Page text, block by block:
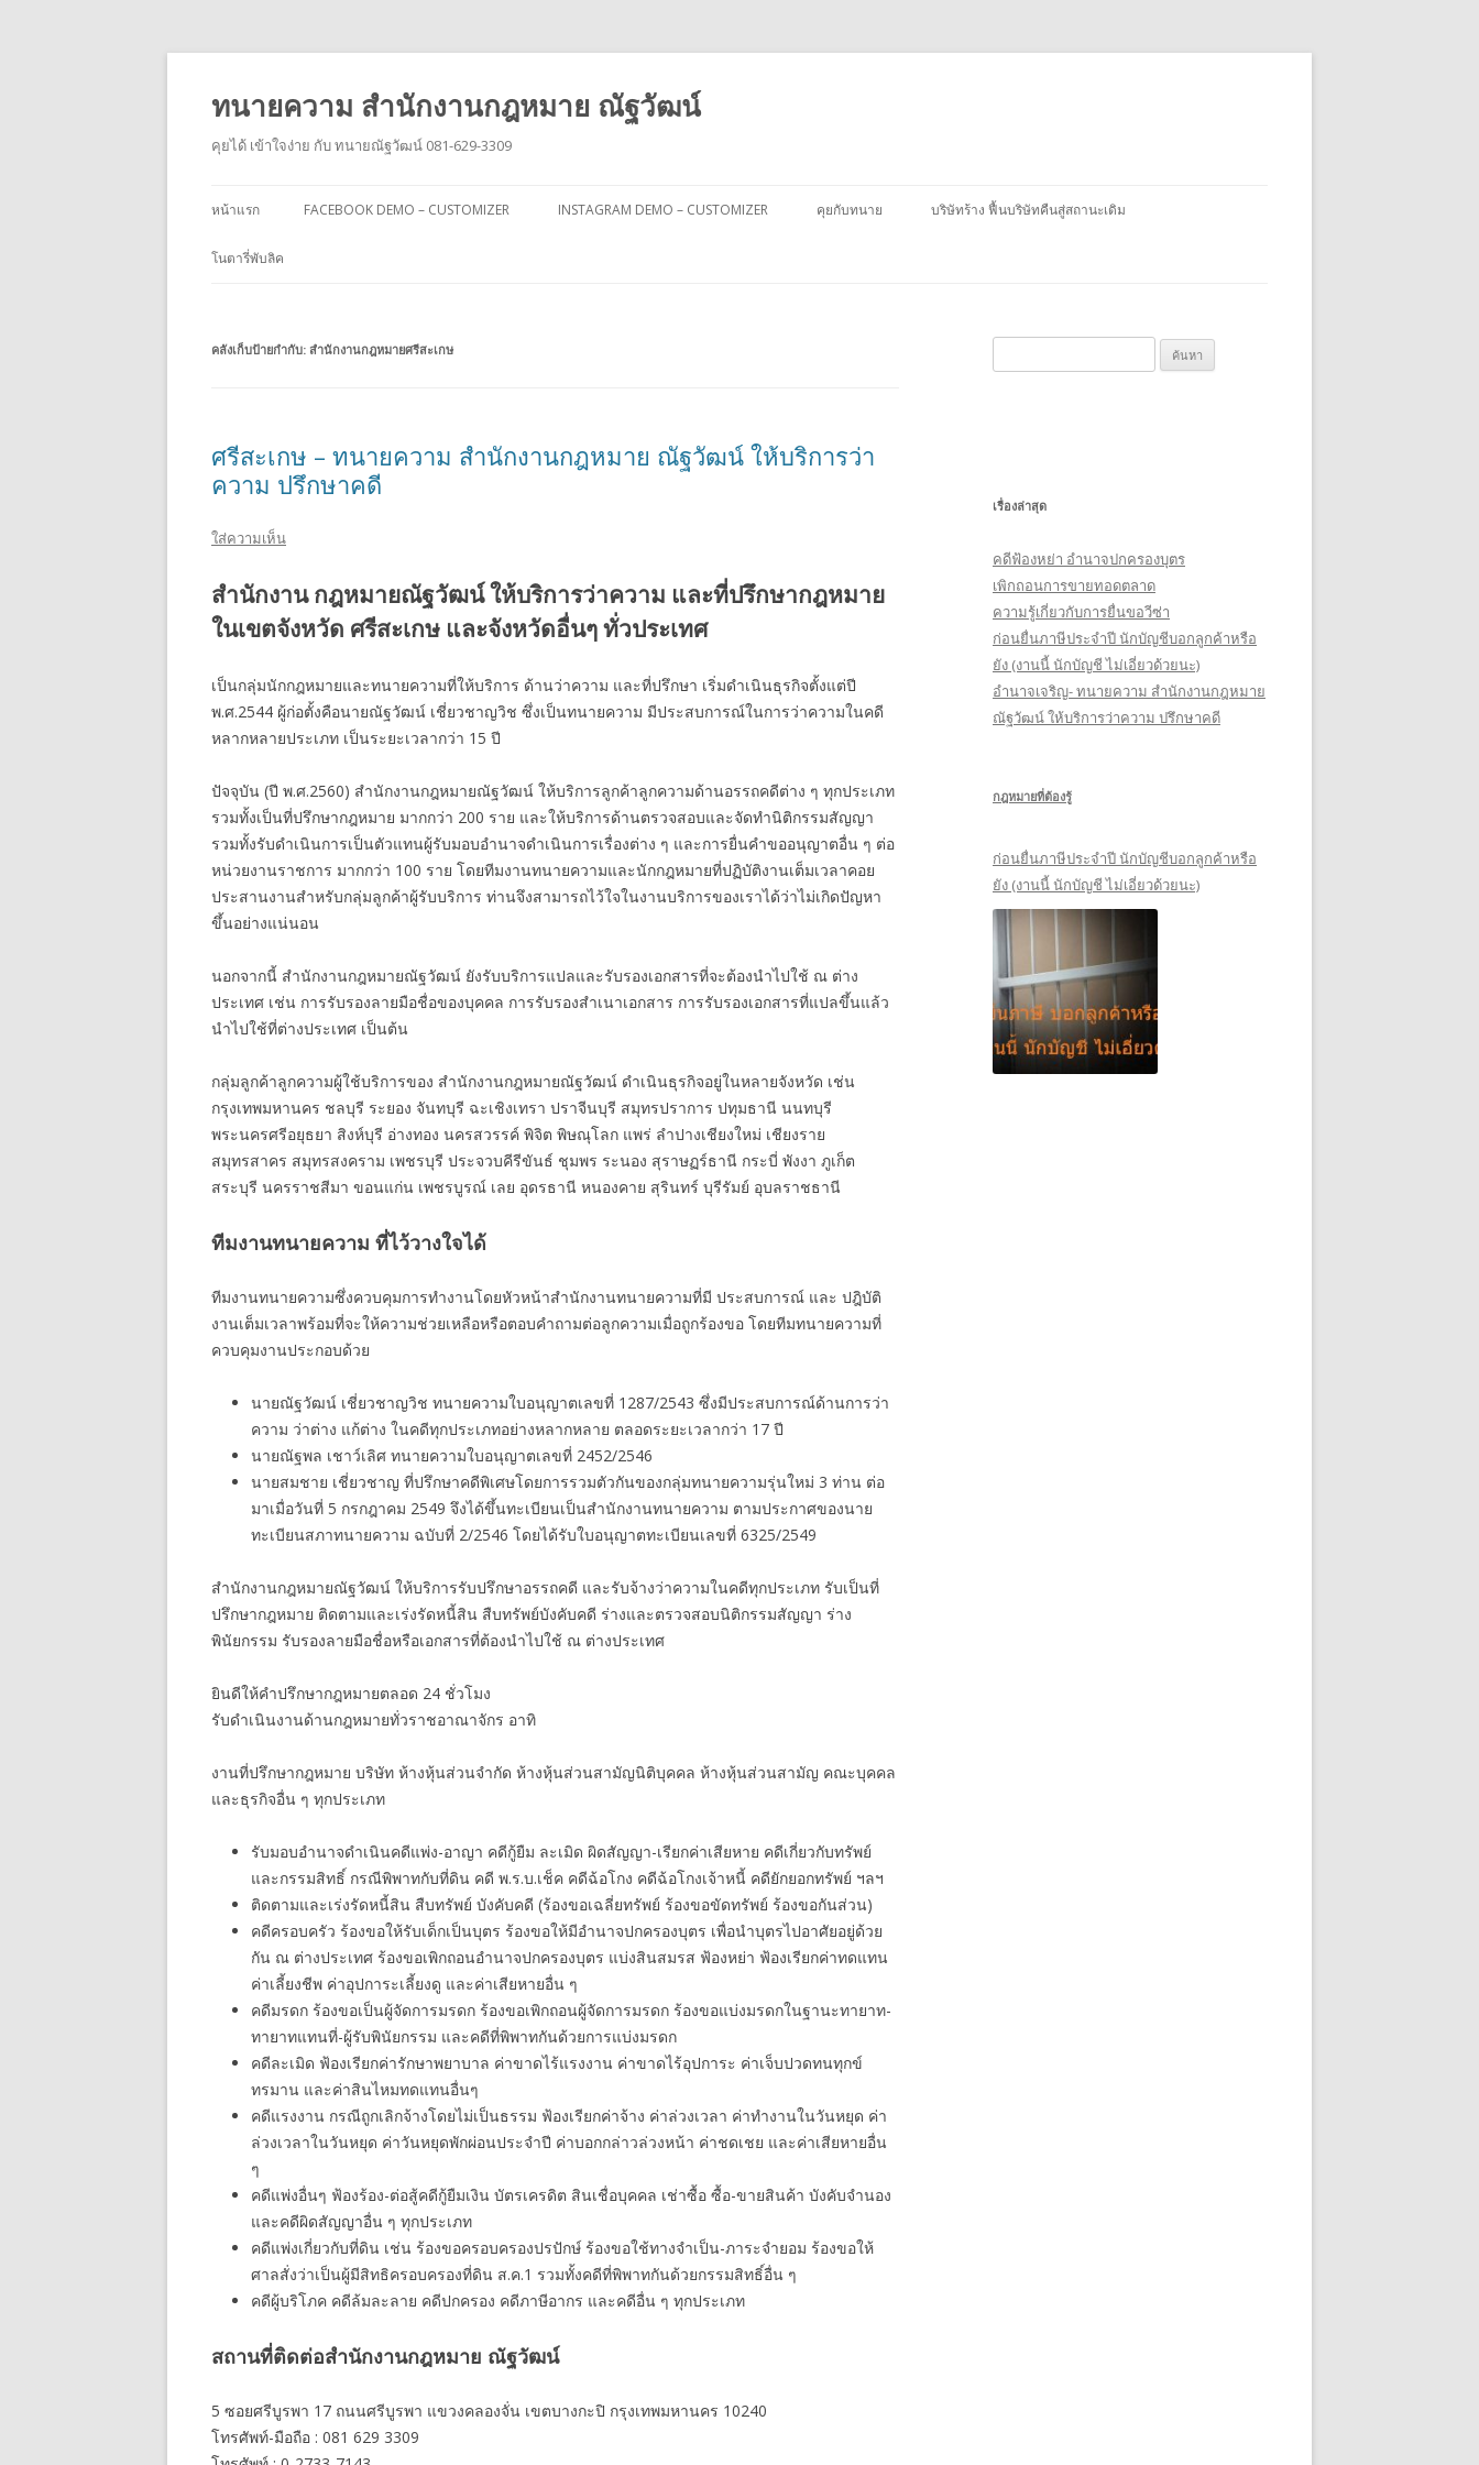
ทนายความ สำนักงานกฎหมาย ณัฐวัฒน์
คุยได้ เข้าใจง่าย กับ ทนายณัฐวัฒน์ 081-629-3309
ไป
หน้าแรก FACEBOOK DEMO – CUSTOMIZER INSTAGRAM DEMO – CUSTOMIZER คุยกับทนาย บริษัทร้าง ฟื้นบริษัทคืนสู่สถานะเดิม
โนตารี่พับลิค
คลังเก็บป้ายกำกับ: สำนักงานกฎหมายศรีสะเกษ
ศรีสะเกษ – ทนายความ สำนักงานกฎหมาย ณัฐวัฒน์ ให้บริการว่า
ความ ปรึกษาคดี
ใส่ความเห็น
สำนักงาน กฎหมายณัฐวัฒน์ ให้บริการว่าความ และที่ปรึกษากฎหมาย
ในเขตจังหวัด ศรีสะเกษ และจังหวัดอื่นๆ ทั่วประเทศ
เป็นกลุ่มนักกฎหมายและทนายความที่ให้บริการ ด้านว่าความ และที่ปรึกษา เริ่มดำเนินธุรกิจตั้งแต่ปี
พ.ศ.2544 ผู้ก่อตั้งคือนายณัฐวัฒน์ เชี่ยวชาญวิช ซึ่งเป็นทนายความ มีประสบการณ์ในการว่าความในคดี
หลากหลายประเภท เป็นระยะเวลากว่า 15 ปี
ปัจจุบัน (ปี พ.ศ.2560) สำนักงานกฎหมายณัฐวัฒน์ ให้บริการลูกค้าลูกความด้านอรรถคดีต่าง ๆ ทุกประเภท
รวมทั้งเป็นที่ปรึกษากฎหมาย มากกว่า 200 ราย และให้บริการด้านตรวจสอบและจัดทำนิติกรรมสัญญา
รวมทั้งรับดำเนินการเป็นตัวแทนผู้รับมอบอำนาจดำเนินการเรื่องต่าง ๆ และการยื่นคำขออนุญาตอื่น ๆ ต่อ
หน่วยงานราชการ มากกว่า 100 ราย โดยทีมงานทนายความและนักกฎหมายที่ปฏิบัติงานเต็มเวลาคอย
ประสานงานสำหรับกลุ่มลูกค้าผู้รับบริการ ท่านจึงสามารถไว้ใจในงานบริการของเราได้ว่าไม่เกิดปัญหา
ขึ้นอย่างแน่นอน
นอกจากนี้ สำนักงานกฎหมายณัฐวัฒน์ ยังรับบริการแปลและรับรองเอกสารที่จะต้องนำไปใช้ ณ ต่าง
ประเทศ เช่น การรับรองลายมือชื่อของบุคคล การรับรองสำเนาเอกสาร การรับรองเอกสารที่แปลขึ้นแล้ว
นำไปใช้ที่ต่างประเทศ เป็นต้น
กลุ่มลูกค้าลูกความผู้ใช้บริการของ สำนักงานกฎหมายณัฐวัฒน์ ดำเนินธุรกิจอยู่ในหลายจังหวัด เช่น
กรุงเทพมหานคร ชลบุรี ระยอง จันทบุรี ฉะเชิงเทรา ปราจีนบุรี สมุทรปราการ ปทุมธานี นนทบุรี
พระนครศรีอยุธยา สิงห์บุรี อ่างทอง นครสวรรค์ พิจิต พิษณุโลก แพร่ ลำปางเชียงใหม่ เชียงราย
สมุทรสาคร สมุทรสงคราม เพชรบุรี ประจวบคีรีขันธ์ ชุมพร ระนอง สุราษฏร์ธานี กระบี่ พังงา ภูเก็ต
สระบุรี นครราชสีมา ขอนแก่น เพชรบูรณ์ เลย อุดรธานี หนองคาย สุรินทร์ บุรีรัมย์ อุบลราชธานี
ทีมงานทนายความ ที่ไว้วางใจได้
ทีมงานทนายความซึ่งควบคุมการทำงานโดยหัวหน้าสำนักงานทนายความที่มี ประสบการณ์ และ ปฎิบัติ
งานเต็มเวลาพร้อมที่จะให้ความช่วยเหลือหรือตอบคำถามต่อลูกความเมื่อถูกร้องขอ โดยทีมทนายความที่
ควบคุมงานประกอบด้วย
นายณัฐวัฒน์ เชี่ยวชาญวิช ทนายความใบอนุญาตเลขที่ 1287/2543 ซึ่งมีประสบการณ์ด้านการว่า
ความ ว่าต่าง แก้ต่าง ในคดีทุกประเภทอย่างหลากหลาย ตลอดระยะเวลากว่า 17 ปี
นายณัฐพล เชาว์เลิศ ทนายความใบอนุญาตเลขที่ 2452/2546
นายสมชาย เชี่ยวชาญ ที่ปรึกษาคดีพิเศษโดยการรวมตัวกันของกลุ่มทนายความรุ่นใหม่ 3 ท่าน ต่อ
มาเมื่อวันที่ 5 กรกฎาคม 2549 จึงได้ขึ้นทะเบียนเป็นสำนักงานทนายความ ตามประกาศของนาย
ทะเบียนสภาทนายความ ฉบับที่ 2/2546 โดยได้รับใบอนุญาตทะเบียนเลขที่ 6325/2549
สำนักงานกฎหมายณัฐวัฒน์ ให้บริการรับปรึกษาอรรถคดี และรับจ้างว่าความในคดีทุกประเภท รับเป็นที่
ปรึกษากฎหมาย ติดตามและเร่งรัดหนี้สิน สืบทรัพย์บังคับคดี ร่างและตรวจสอบนิติกรรมสัญญา ร่าง
พินัยกรรม รับรองลายมือชื่อหรือเอกสารที่ต้องนำไปใช้ ณ ต่างประเทศ
ยินดีให้คำปรึกษากฎหมายตลอด 24 ชั่วโมง
รับดำเนินงานด้านกฎหมายทั่วราชอาณาจักร อาทิ
งานที่ปรึกษากฎหมาย บริษัท ห้างหุ้นส่วนจำกัด ห้างหุ้นส่วนสามัญนิติบุคคล ห้างหุ้นส่วนสามัญ คณะบุคคล
และธุรกิจอื่น ๆ ทุกประเภท
รับมอบอำนาจดำเนินคดีแพ่ง-อาญา คดีกู้ยืม ละเมิด ผิดสัญญา-เรียกค่าเสียหาย คดีเกี่ยวกับทรัพย์
และกรรมสิทธิ์ กรณีพิพาทกับที่ดิน คดี พ.ร.บ.เช็ค คดีฉ้อโกง คดีฉ้อโกงเจ้าหนี้ คดียักยอกทรัพย์ ฯลฯ
ติดตามและเร่งรัดหนี้สิน สืบทรัพย์ บังคับคดี (ร้องขอเฉลี่ยทรัพย์ ร้องขอขัดทรัพย์ ร้องขอกันส่วน)
คดีครอบครัว ร้องขอให้รับเด็กเป็นบุตร ร้องขอให้มีอำนาจปกครองบุตร เพื่อนำบุตรไปอาศัยอยู่ด้วย
กัน ณ ต่างประเทศ ร้องขอเพิกถอนอำนาจปกครองบุตร แบ่งสินสมรส ฟ้องหย่า ฟ้องเรียกค่าทดแทน
ค่าเลี้ยงชีพ ค่าอุปการะเลี้ยงดู และค่าเสียหายอื่น ๆ
คดีมรดก ร้องขอเป็นผู้จัดการมรดก ร้องขอเพิกถอนผู้จัดการมรดก ร้องขอแบ่งมรดกในฐานะทายาท-
ทายาทแทนที่-ผู้รับพินัยกรรม และคดีที่พิพาทกันด้วยการแบ่งมรดก
คดีละเมิด ฟ้องเรียกค่ารักษาพยาบาล ค่าขาดไร้แรงงาน ค่าขาดไร้อุปการะ ค่าเจ็บปวดทนทุกข์
ทรมาน และค่าสินไหมทดแทนอื่นๆ
คดีแรงงาน กรณีถูกเลิกจ้างโดยไม่เป็นธรรม ฟ้องเรียกค่าจ้าง ค่าล่วงเวลา ค่าทํางานในวันหยุด ค่า
ล่วงเวลาในวันหยุด ค่าวันหยุดพักผ่อนประจำปี ค่าบอกกล่าวล่วงหน้า ค่าชดเชย และค่าเสียหายอื่น
ๆ
คดีแพ่งอื่นๆ ฟ้องร้อง-ต่อสู้คดีกู้ยืมเงิน บัตรเครดิต สินเชื่อบุคคล เช่าซื้อ ซื้อ-ขายสินค้า บังคับจำนอง
และคดีผิดสัญญาอื่น ๆ ทุกประเภท
คดีแพ่งเกี่ยวกับที่ดิน เช่น ร้องขอครอบครองปรปักษ์ ร้องขอใช้ทางจำเป็น-ภาระจำยอม ร้องขอให้
ศาลสั่งว่าเป็นผู้มีสิทธิครอบครองที่ดิน ส.ค.1 รวมทั้งคดีที่พิพาทกันด้วยกรรมสิทธิ์อื่น ๆ
คดีผู้บริโภค คดีล้มละลาย คดีปกครอง คดีภาษีอากร และคดีอื่น ๆ ทุกประเภท
สถานที่ติดต่อสำนักงานกฎหมาย ณัฐวัฒน์
5 ซอยศรีบูรพา 17 ถนนศรีบูรพา แขวงคลองจั่น เขตบางกะปิ กรุงเทพมหานคร 10240
โทรศัพท์-มือถือ : 081 629 3309
น
รั
:
เรื่องล่าสุด
คดีฟ้องหย่า อำนาจปกครองบุตร
เพิกถอนการขายทอดตลาด
ความรู้เกี่ยวกับการยื่นขอวีซ่า
ก่อนยื่นภาษีประจำปี นักบัญชีบอกลูกค้าหรือ
ยัง (งานนี้ นักบัญชี ไม่เอี่ยวด้วยนะ)
อำนาจเจริญ- ทนายความ สำนักงานกฎหมาย
ณัฐวัฒน์ ให้บริการว่าความ ปรึกษาคดี
กฎหมายที่ต้องรู้
ก่อนยื่นภาษีประจำปี นักบัญชีบอกลูกค้าหรือ
ยัง (งานนี้ นักบัญชี ไม่เอี่ยวด้วยนะ)